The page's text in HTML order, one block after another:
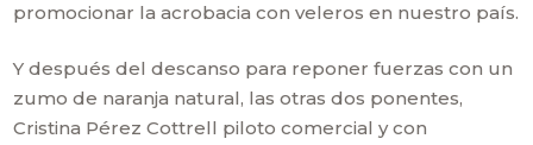
promocionar la acrobacia con veleros en nuestro país.
Y después del descanso para reponer fuerzas con un
zumo de naranja natural, las otras dos ponentes,
Cristina Pérez Cottrell piloto comercial y con